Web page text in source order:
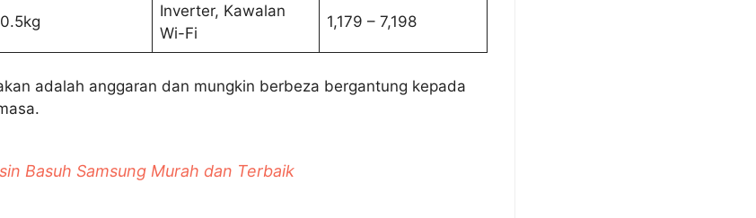
Inverter, Kawalan
Wi-Fi
1,179 – 7,198
adalah anggaran dan mungkin berbeza bergantung kepada
Basuh Samsung Murah dan Terbaik